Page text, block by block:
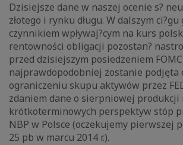
Dzisiejsze dane w naszej ocenie s?
złotego i rynku długu. W dalszym ci?gu
czynnikiem wpływaj?cym na kurs
rentowności obligacji pozostan?
przed dzisiejszym posiedzeniem
najprawdopodobniej zostanie podjęta
ograniczeniu skupu aktywów przez
zdaniem dane o sierpniowej produkcji
krótkoterminowych perspektyw stóp
NBP w Polsce (oczekujemy pierwszej
25 pb w marcu 2014 r.).